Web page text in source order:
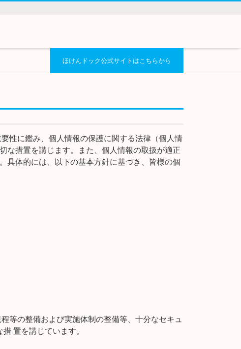
ほけんドック公式サイトはこちらから
性に鑑み、個人情報の保護に関する法律（個人情
な措置を講じます。また、個人情報の取扱が適正
具体的には、以下の基本方針に基づき、皆様の個
等の整備および実施体制の整備等、十分なセキュ
置を講じています。